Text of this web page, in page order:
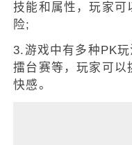
技能和属性，玩家可
险;
3.游戏中有多种PK玩
擂台赛等，玩家可以
快感。